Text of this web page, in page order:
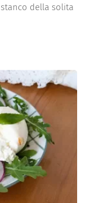
della solita